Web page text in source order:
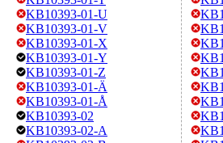
KB10393-01-U
KB10393-01-V
KB10393-01-X
KB10393-01-Y
KB10393-01-Z
KB10393-01-Ä
KB10393-01-Å
KB10393-02
KB10393-02-A